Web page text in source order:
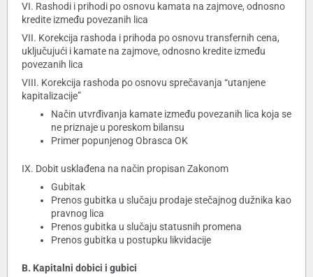
VI. Rashodi i prihodi po osnovu kamata na zajmove, odnosno
kredite između povezanih lica
VII. Korekcija rashoda i prihoda po osnovu transfernih cena,
uključujući i kamate na zajmove, odnosno kredite između
povezanih lica
VIII. Korekcija rashoda po osnovu sprečavanja “utanjene
kapitalizacije”
Način utvrđivanja kamate između povezanih lica koja se
ne priznaje u poreskom bilansu
Primer popunjenog Obrasca OK
IX. Dobit usklađena na način propisan Zakonom
Gubitak
Prenos gubitka u slučaju prodaje stečajnog dužnika kao
pravnog lica
Prenos gubitka u slučaju statusnih promena
Prenos gubitka u postupku likvidacije
B. Kapitalni dobici i gubici